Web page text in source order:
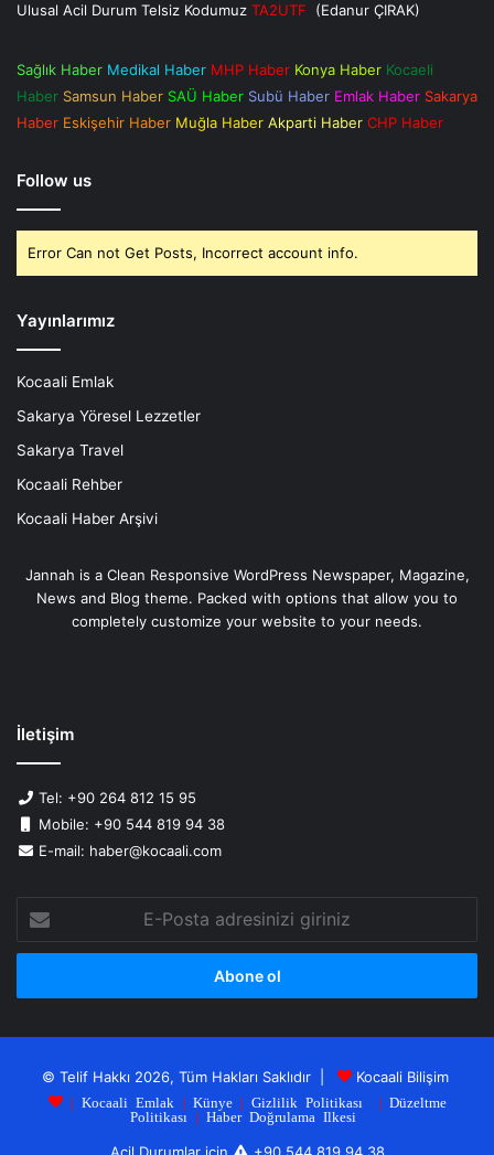
Ulusal Acil Durum Telsiz Kodumuz TA2UTF (Edanur ÇIRAK)
Sağlık Haber Medikal Haber MHP Haber Konya Haber Kocaeli
Haber Samsun Haber SAÜ Haber Subü Haber Emlak Haber Sakarya
Haber Eskişehir Haber Muğla Haber Akparti Haber CHP Haber
Follow us
Error Can not Get Posts, Incorrect account info.
Yayınlarımız
Kocaali Emlak
Sakarya Yöresel Lezzetler
Sakarya Travel
Kocaali Rehber
Kocaali Haber Arşivi
Jannah is a Clean Responsive WordPress Newspaper, Magazine,
News and Blog theme. Packed with options that allow you to
completely customize your website to your needs.
İletişim
Tel: +90 264 812 15 95
Mobile: +90 544 819 94 38
E-mail: haber@kocaali.com
Posta
adresinizi
© Telif Hakkı 2026, Tüm Hakları Saklıdır | Kocaali Bilişim
| Kocaali Emlak | Künye| Gizlilik Politikası | Düzeltme
Politikası | Haber Doğrulama Ilkesi